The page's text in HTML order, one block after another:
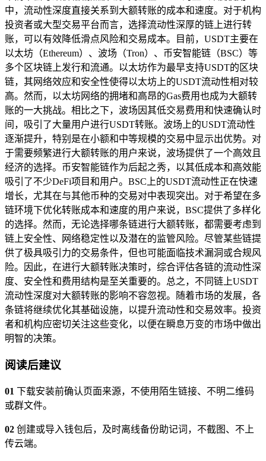
中，流动性深度直接关系到大额转账的成本和速度。对于机构
投资者或大型交易平台而言，选择流动性深厚的链上进行转
账，可以有效降低滑点风险和交易成本。目前，USDT主要在
以太坊（Ethereum）、波场（Tron）、币安智能链（BSC）等
多个区块链上发行和流通。以太坊作为最早支持USDT的区块
链，其网络效应和安全性使得以太坊上的USDT流动性相对较
高。然而，以太坊网络的拥堵和高昂的Gas费用也成为大额转
账的一大挑战。相比之下，波场因其低交易费用和快速确认时
间，吸引了大量用户进行USDT转账。波场上的USDT流动性
逐渐提升，特别是在小额和中等规模的交易中显示出优势。对
于需要频繁进行大额转账的用户来说，波场提供了一个高效且
经济的选择。币安智能链作为后起之秀，以其低成本和高效能
吸引了不少DeFi项目和用户。BSC上的USDT流动性正在快速
增长，尤其在与其他币种的交易对中表现突出。对于希望在多
链环境下优化转账成本和速度的用户来说，BSC提供了多样化
的选择。然而，无论选择哪条链进行大额转账，都需要考虑到
链上安全性、网络稳定性以及潜在的监管风险。尽管某些链提
供了极具吸引力的交易条件，但也可能面临技术漏洞或合规风
险。因此，在进行大额转账决策时，综合评估各链的流动性深
度、安全性和费用结构是至关重要的。总之，不同链上USDT
流动性深度对大额转账的影响不容忽视。随着市场的发展，各
条链将继续优化其基础设施，以提升流动性和交易效率。投资
者和机构应密切关注这些变化，以便在瞬息万变的市场中做出
明智的决策。
阅读后建议
01 下载安装前确认页面来源，不使用陌生链接、不明二维码
或群文件。
02 创建或导入钱包后，及时离线备份助记词，不截图、不上
传云端。